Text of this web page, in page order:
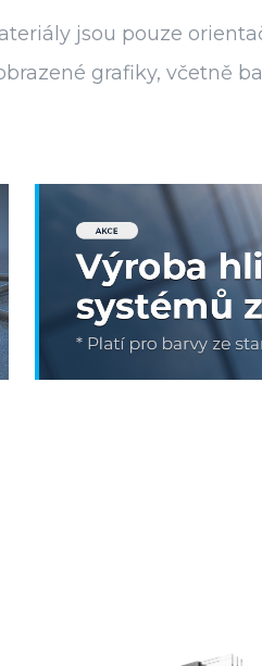
jsou pouze
grafiky, včetně